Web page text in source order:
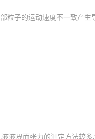
粒子的运动速度不一致产
液界而张力的测定方法较